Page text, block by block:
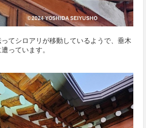
てシロアリが移動しているようで、垂木
っています。